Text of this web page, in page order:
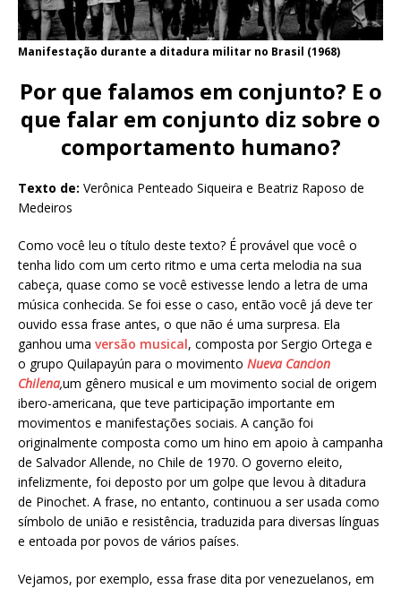
Manifestação durante a ditadura militar no Brasil (1968)
Por que falamos em conjunto? E o
que falar em conjunto diz sobre o
comportamento humano?
Texto de: Verônica Penteado Siqueira e Beatriz Raposo de
Medeiros
Como você leu o título deste texto? É provável que você o
tenha lido com um certo ritmo e uma certa melodia na sua
cabeça, quase como se você estivesse lendo a letra de uma
música conhecida. Se foi esse o caso, então você já deve ter
ouvido essa frase antes, o que não é uma surpresa. Ela
ganhou uma versão musical, composta por Sergio Ortega e
o grupo Quilapayún para o movimento Nueva Cancion
Chilena,um gênero musical e um movimento social de origem
ibero-americana, que teve participação importante em
movimentos e manifestações sociais. A canção foi
originalmente composta como um hino em apoio à campanha
de Salvador Allende, no Chile de 1970. O governo eleito,
infelizmente, foi deposto por um golpe que levou à ditadura
de Pinochet. A frase, no entanto, continuou a ser usada como
símbolo de união e resistência, traduzida para diversas línguas
e entoada por povos de vários países.
Vejamos, por exemplo, essa frase dita por venezuelanos, em